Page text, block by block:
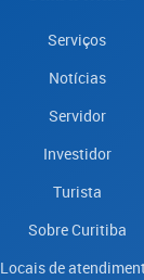
Serviços
Notícias
Servidor
Investidor
Turista
Sobre Curitiba
Locais de